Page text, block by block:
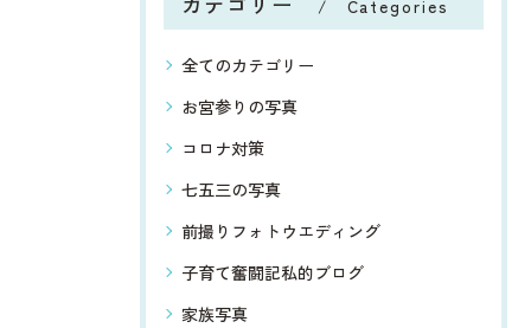
Categories
全てのカテゴリー
お宮参りの写真
コロナ対策
七五三の写真
前撮りフォトウエディング
子育て奮闘記私的ブログ
家族写真